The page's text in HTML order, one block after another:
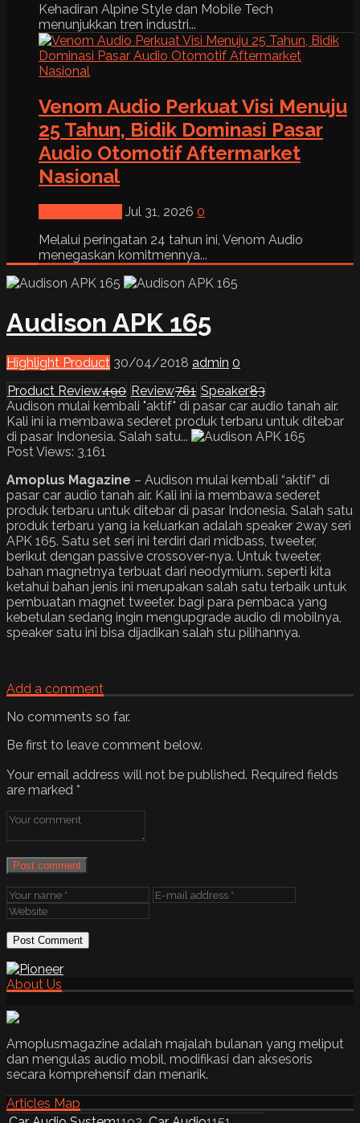
Kehadiran Alpine Style dan Mobile Tech
menunjukkan tren industri...
Venom Audio Perkuat Visi Menuju
25 Tahun, Bidik Dominasi Pasar
Audio Otomotif Aftermarket
Nasional
Jul 31, 2026 0
Melalui peringatan 24 tahun ini, Venom Audio
menegaskan komitmennya...
Audison APK 165
Highlight Product 30/04/2018 admin 0
Product Review490 Review761 Speaker83
Audison mulai kembali "aktif" di pasar car audio tanah air.
Kali ini ia membawa sederet produk terbaru untuk ditebar
di pasar Indonesia. Salah satu...
Post Views: 3,161
Amoplus Magazine – Audison mulai kembali “aktif” di
pasar car audio tanah air. Kali ini ia membawa sederet
produk terbaru untuk ditebar di pasar Indonesia. Salah satu
produk terbaru yang ia keluarkan adalah speaker 2way seri
APK 165. Satu set seri ini terdiri dari midbass, tweeter,
berikut dengan passive crossover-nya. Untuk tweeter,
bahan magnetnya terbuat dari neodymium. seperti kita
ketahui bahan jenis ini merupakan salah satu terbaik untuk
pembuatan magnet tweeter. bagi para pembaca yang
kebetulan sedang ingin mengupgrade audio di mobilnya,
speaker satu ini bisa dijadikan salah stu pilihannya.
Add a comment
No comments so far.
Be first to leave comment below.
Your email address will not be published. Required fields
are marked *
Post comment
About Us
Amoplusmagazine adalah majalah bulanan yang meliput
dan mengulas audio mobil, modifikasi dan aksesoris
secara komprehensif dan menarik.
Articles Map